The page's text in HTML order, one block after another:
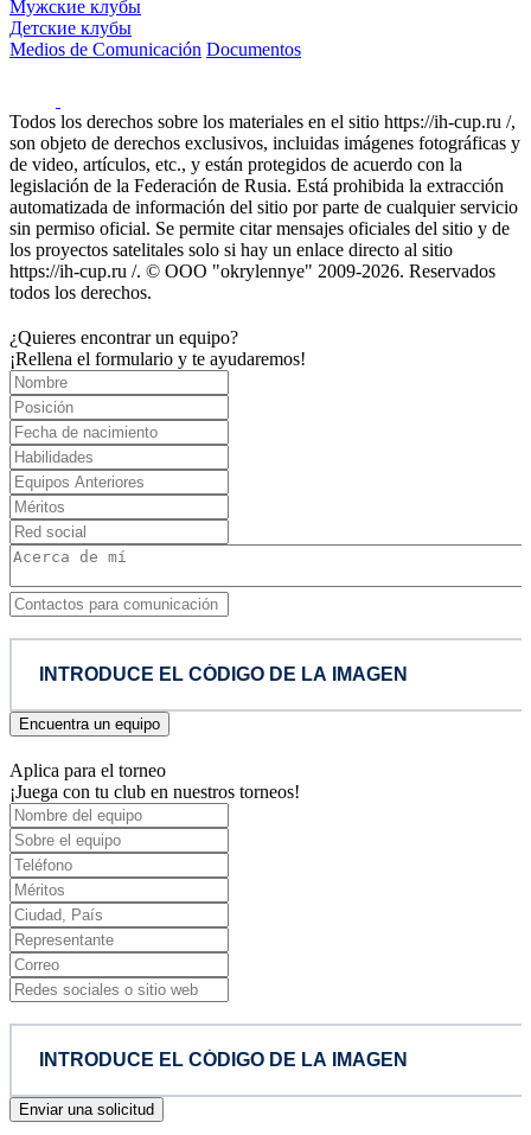
Мужские клубы
Детские клубы
Medios de Comunicación Documentos
Todos los derechos sobre los materiales en el sitio https://ih-cup.ru /,
son objeto de derechos exclusivos, incluidas imágenes fotográficas y
de video, artículos, etc., y están protegidos de acuerdo con la
legislación de la Federación de Rusia. Está prohibida la extracción
automatizada de información del sitio por parte de cualquier servicio
sin permiso oficial. Se permite citar mensajes oficiales del sitio y de
los proyectos satelitales solo si hay un enlace directo al sitio
https://ih-cup.ru /. © OOO "okrylennye" 2009-2026. Reservados
todos los derechos.
¿Quieres encontrar un equipo?
¡Rellena el formulario y te ayudaremos!
Encuentra un equipo
Aplica para el torneo
¡Juega con tu club en nuestros torneos!
Enviar una solicitud